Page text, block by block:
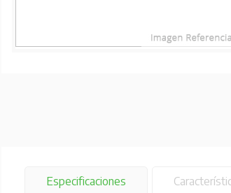
Especificaciones